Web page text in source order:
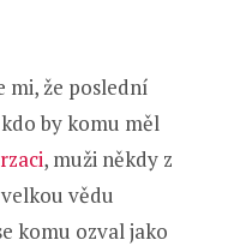
mi, že poslední
by komu měl
, muži někdy z
vědu
komu ozval jako